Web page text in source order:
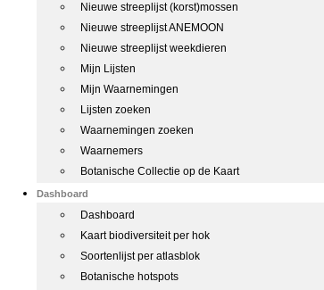
Nieuwe streeplijst (korst)mossen
Nieuwe streeplijst ANEMOON
Nieuwe streeplijst weekdieren
Mijn Lijsten
Mijn Waarnemingen
Lijsten zoeken
Waarnemingen zoeken
Waarnemers
Botanische Collectie op de Kaart
Dashboard
Dashboard
Kaart biodiversiteit per hok
Soortenlijst per atlasblok
Botanische hotspots